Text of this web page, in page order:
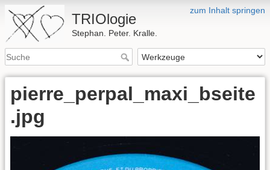
zum Inhalt springen
TRIOlogie
Stephan. Peter. Kralle.
pierre_perpal_maxi_bseite
.jpg